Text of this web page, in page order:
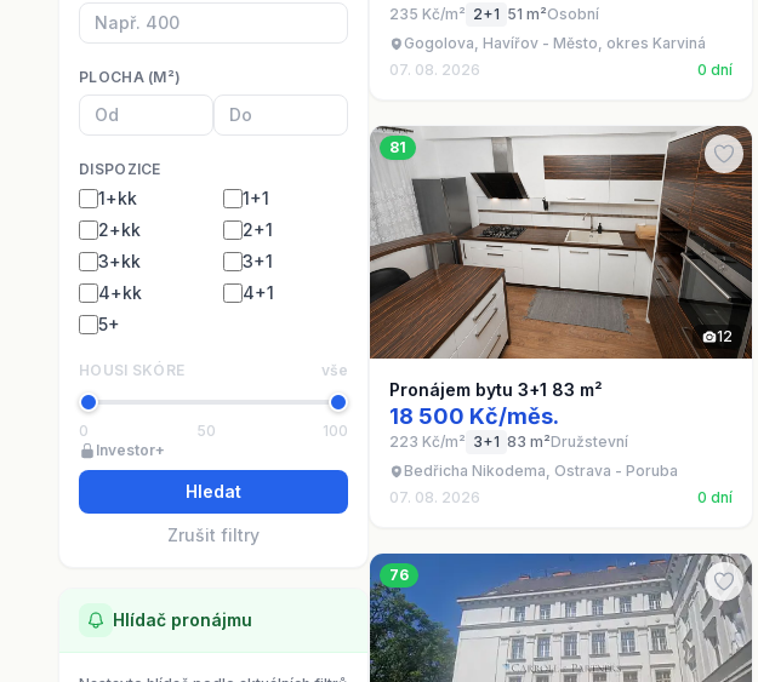
PLOCHA (M²)
DISPOZICE
1+kk
1+1
2+kk
2+1
3+kk
3+1
4+kk
4+1
5+
HOUSI SKÓRE vše
0 50
100
Investor+
Hledat
Zrušit filtry
Hlídač pronájmu
235 Kč/m² 2+1 51 m²Osobní
Gogolova, Havířov - Město, okres Karviná
07. 08. 2026
0 dní
81
12
Pronájem bytu 3+1 83 m²
18 500 Kč/měs.
223 Kč/m² 3+1 83 m²Družstevní
Bedřicha Nikodema, Ostrava - Poruba
07. 08. 2026
0 dní
76